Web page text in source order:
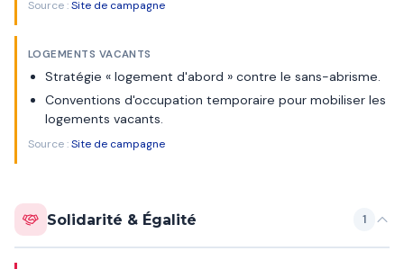
Source :Site de campagne
LOGEMENTS VACANTS
Stratégie « logement d'abord » contre le sans-abrisme.
Conventions d'occupation temporaire pour mobiliser les
logements vacants.
Source :Site de campagne
Solidarité & Égalité 1